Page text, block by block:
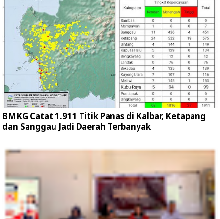
BMKG Catat 1.911 Titik Panas di Kalbar, Ketapang
dan Sanggau Jadi Daerah Terbanyak